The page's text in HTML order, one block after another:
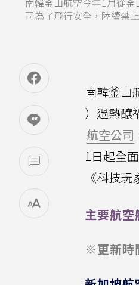
司為了飛行安全，陸續禁
南韓釜山
）過熱釀
航空公司
1日起全
《科技
主要航
※更新時